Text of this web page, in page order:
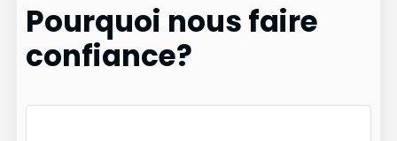
Pourquoi nous faire
confiance?